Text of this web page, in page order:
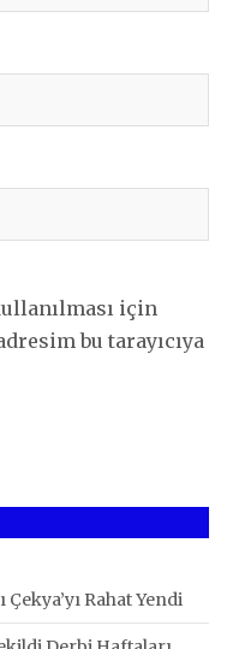
için
bu tarayıcıya
Rahat Yendi